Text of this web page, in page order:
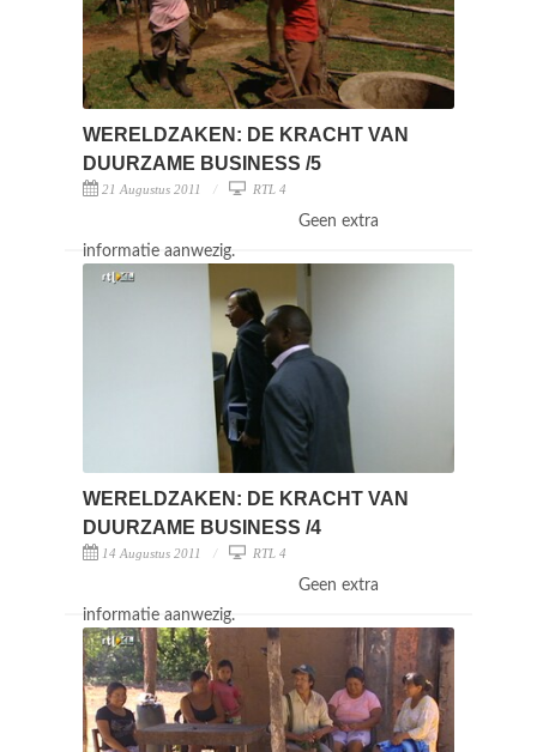
WERELDZAKEN: DE KRACHT VAN
DUURZAME BUSINESS /5
21 Augustus 2011 RTL 4
Geen extra
informatie aanwezig.
WERELDZAKEN: DE KRACHT VAN
DUURZAME BUSINESS /4
14 Augustus 2011 RTL 4
Geen extra
informatie aanwezig.